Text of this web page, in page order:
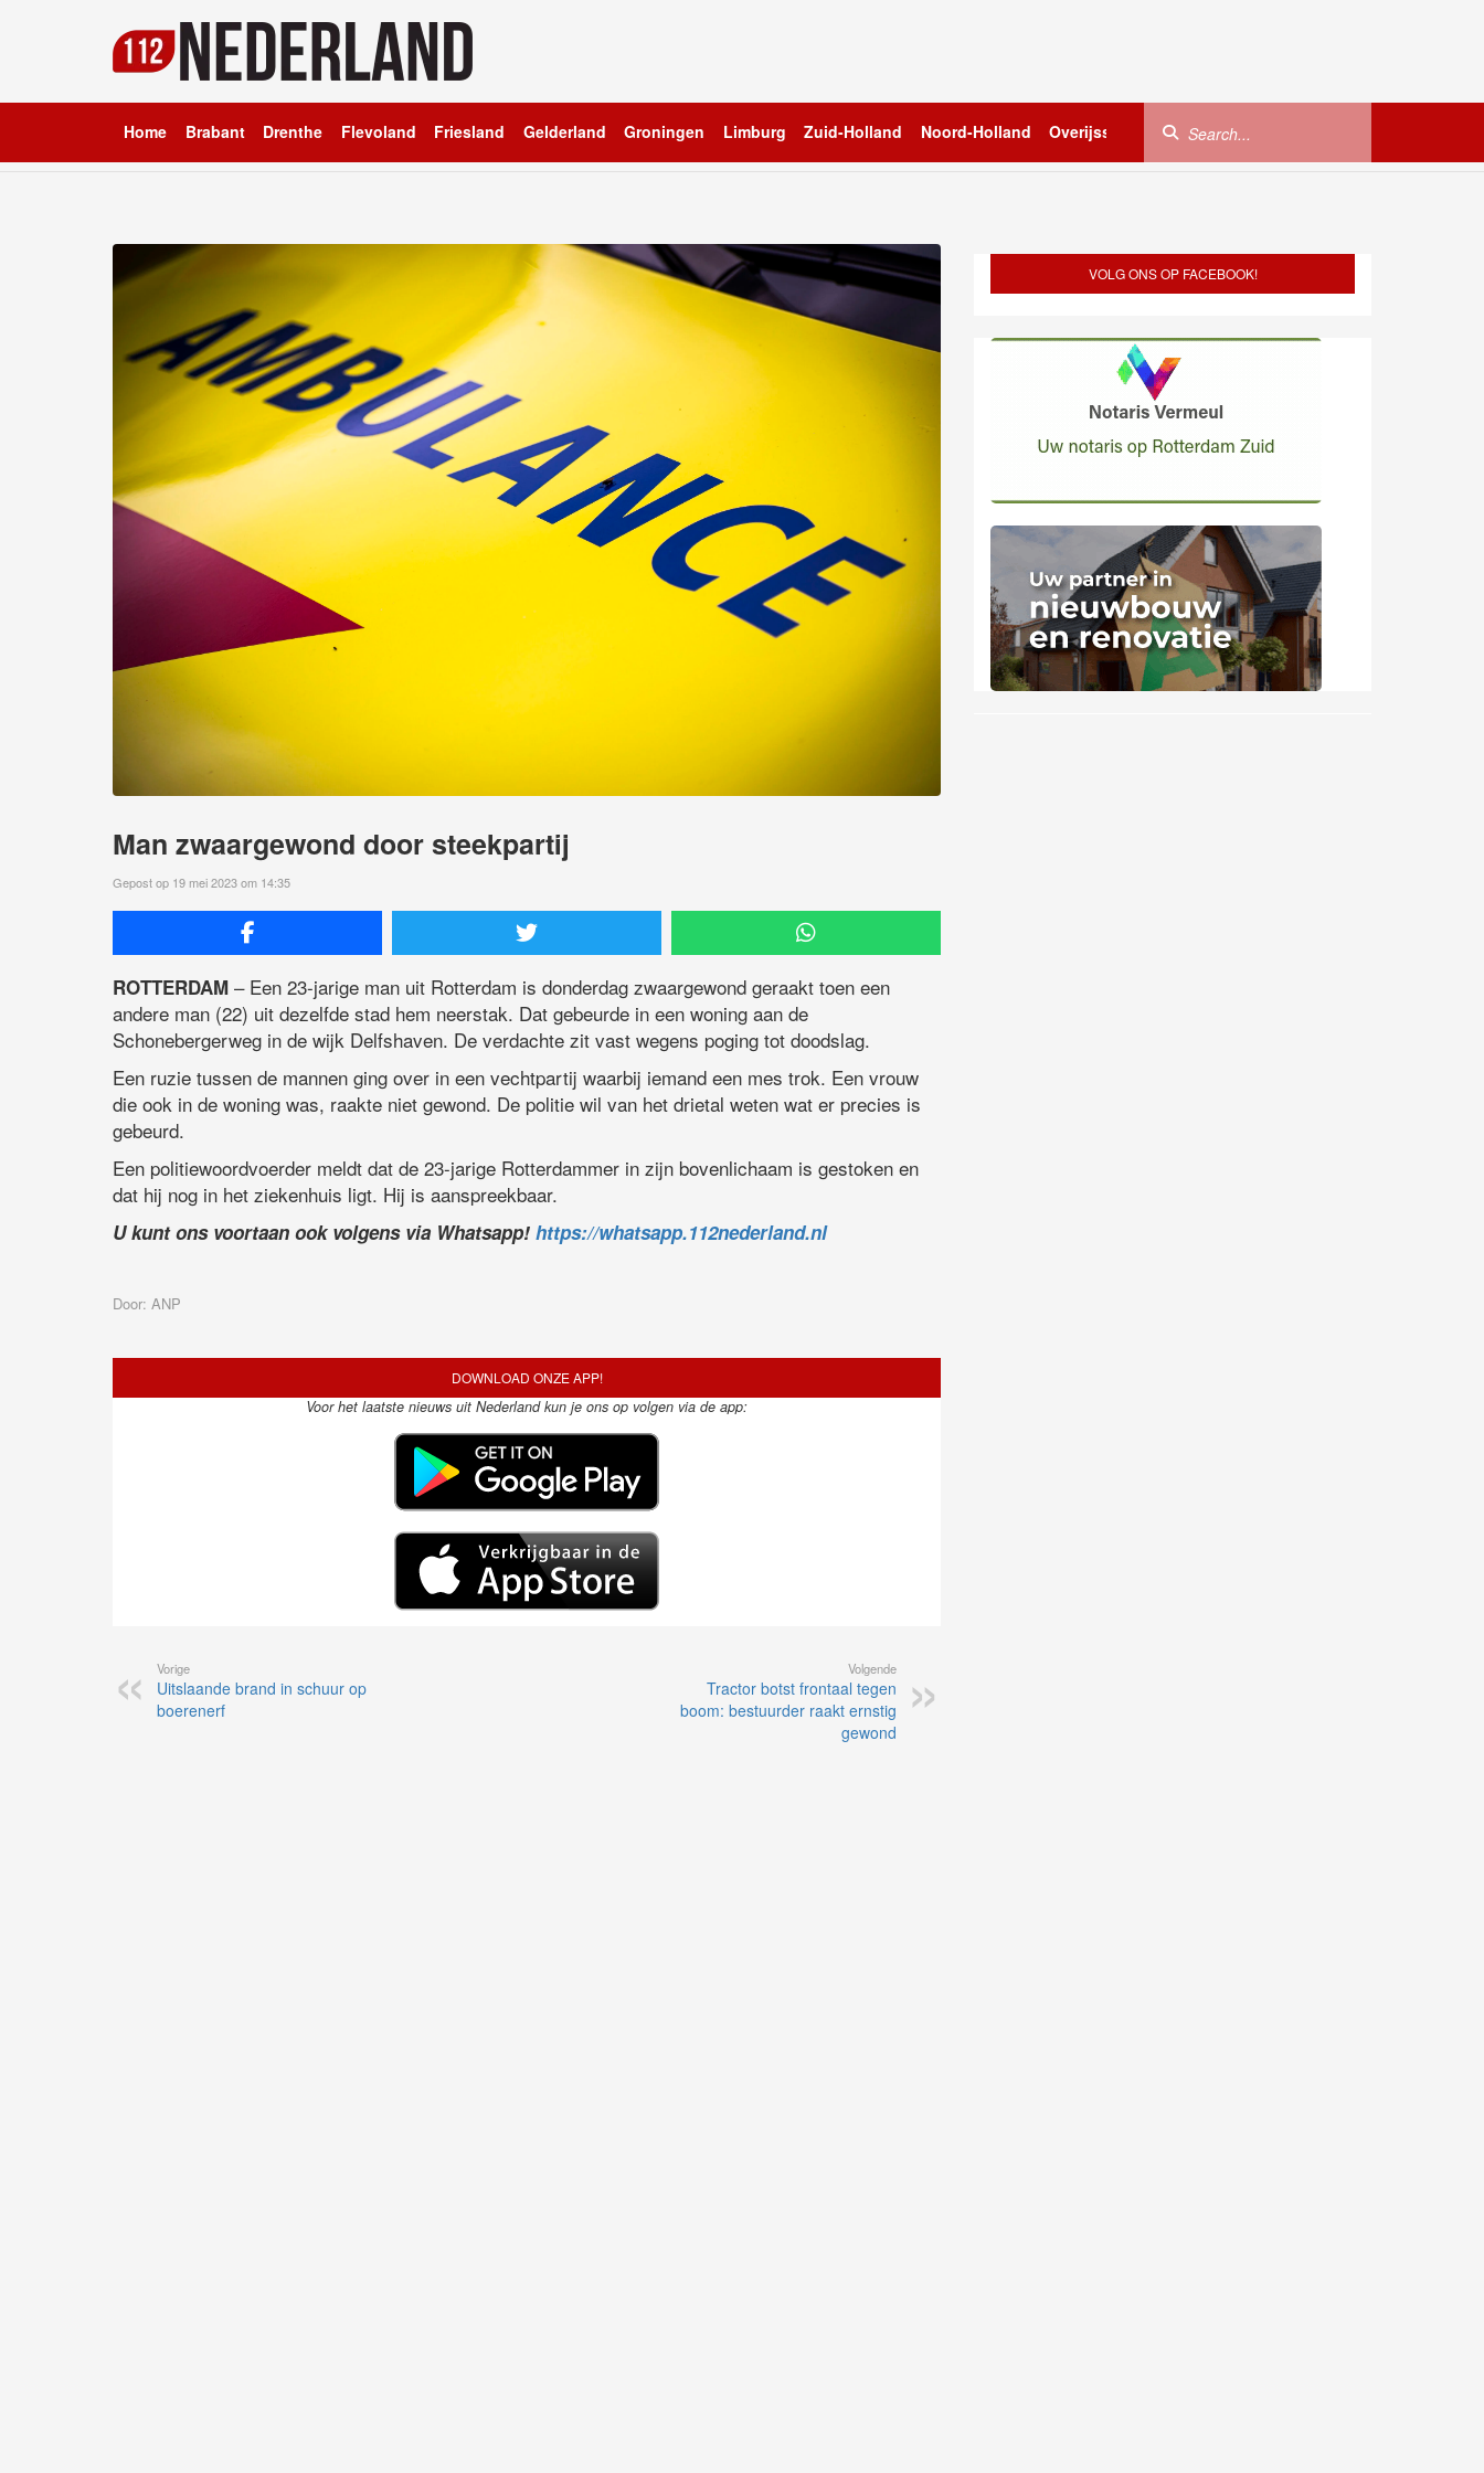
Home Brabant Drenthe Flevoland Friesland Gelderland Groningen Limburg Zuid-Holland Noord-Holland Overijssel Utrecht Zeeland
Man zwaargewond door steekpartij
Gepost op 19 mei 2023 om 14:35
ROTTERDAM – Een 23-jarige man uit Rotterdam is donderdag zwaargewond geraakt toen een
andere man (22) uit dezelfde stad hem neerstak. Dat gebeurde in een woning aan de
Schonebergerweg in de wijk Delfshaven. De verdachte zit vast wegens poging tot doodslag.
Een ruzie tussen de mannen ging over in een vechtpartij waarbij iemand een mes trok. Een vrouw
die ook in de woning was, raakte niet gewond. De politie wil van het drietal weten wat er precies is
gebeurd.
Een politiewoordvoerder meldt dat de 23-jarige Rotterdammer in zijn bovenlichaam is gestoken en
dat hij nog in het ziekenhuis ligt. Hij is aanspreekbaar.
U kunt ons voortaan ook volgens via Whatsapp! https://whatsapp.112nederland.nl
Door: ANP
DOWNLOAD ONZE APP!
Voor het laatste nieuws uit Nederland kun je ons op volgen via de app:
Vorige
Uitslaande brand in schuur op
boerenerf
Volgende
Tractor botst frontaal tegen
boom: bestuurder raakt ernstig
gewond
VOLG ONS OP FACEBOOK!